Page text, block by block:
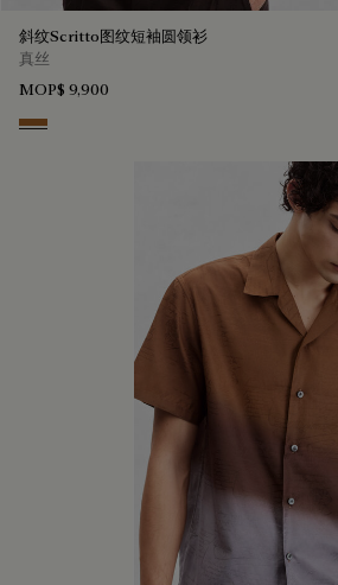
斜纹Scritto图纹短袖圆领衫
真丝
MOP$ 9,900
Tobacco